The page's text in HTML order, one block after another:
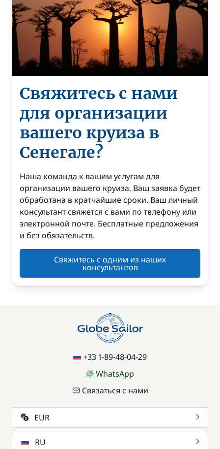
Свяжитесь с нами
для организации
вашего круиза в
Сенегале?
Наша команда к вашим услугам для
организации вашего круиза. Ваш заявка будет
обработана в кратчайшие сроки. Ваш личный
консультант свяжется с вами по телефону или
электронной почте. Бесплатные предложения
и без обязательств.
Свяжитесь с одним из наших
консультантов
+33 1-89-48-04-29
WhatsApp
Связаться с нами
EUR
RU